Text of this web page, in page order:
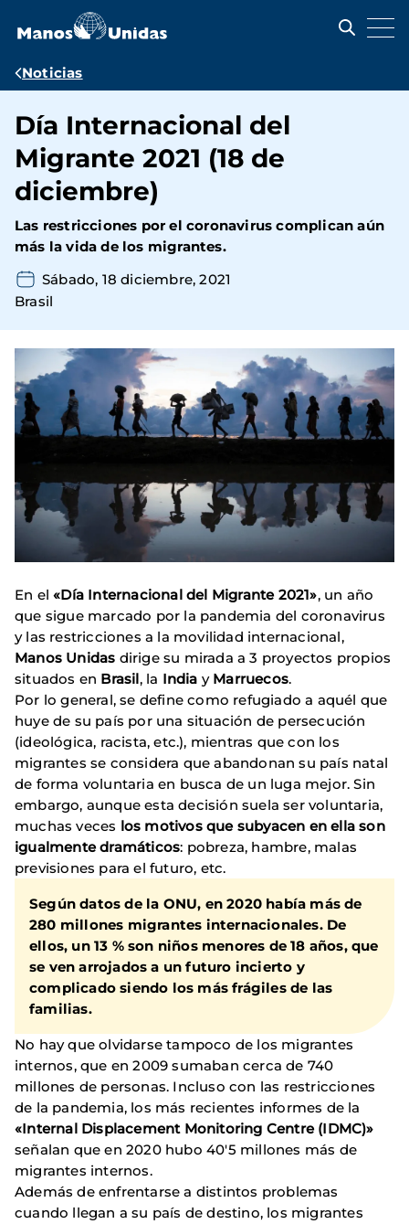
contenido
Ruta
navegación
Noticias
Día Internacional del
Migrante 2021 (18 de
diciembre)
Las restricciones por el coronavirus complican aún
más la vida de los migrantes.
Sábado, 18 diciembre, 2021
Brasil
En el«Día Internacional del Migrante 2021», un año
que sigue marcado por la pandemia del coronavirus
y las restricciones a la movilidad internacional,
Manos Unidas dirige su mirada a 3 proyectos propios
situados en Brasil, la India y Marruecos.
Por lo general, se define como refugiado a aquél que
huye de su país por una situación de persecución
(ideológica, racista, etc.), mientras que con los
migrantes se considera que abandonan su país natal
de forma voluntaria en busca de un luga mejor. Sin
embargo, aunque esta decisión suela ser voluntaria,
muchas veces los motivos que subyacen en ella son
igualmente dramáticos: pobreza, hambre, malas
previsiones para el futuro, etc.
Según datos de la ONU, en 2020 había más de
280 millones migrantes internacionales. De
ellos, un 13 % son niños menores de 18 años, que
se ven arrojados a un futuro incierto y
complicado siendo los más frágiles de las
familias.
No hay que olvidarse tampoco de los migrantes
internos, que en 2009 sumaban cerca de 740
millones de personas. Incluso con las restricciones
de la pandemia, los más recientes informes de la
«Internal Displacement Monitoring Centre (IDMC)»
señalan que en 2020 hubo 40'5 millones más de
migrantes internos.
Además de enfrentarse a distintos problemas
cuando llegan a su país de destino, los migrantes